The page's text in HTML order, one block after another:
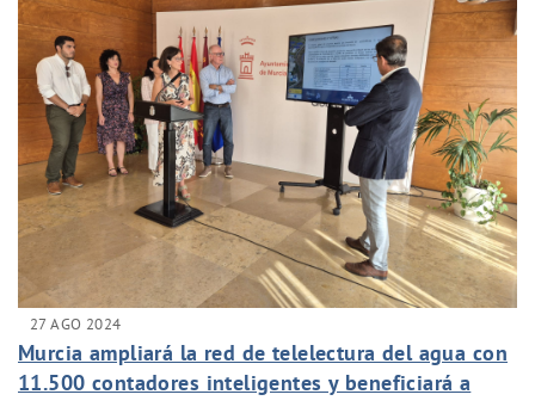
27 AGO 2024
Murcia ampliará la red de telelectura del agua con
11.500 contadores inteligentes y beneficiará a